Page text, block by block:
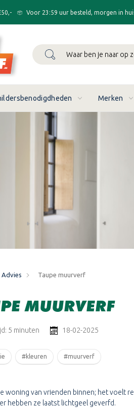
Voor 23:59 uur besteld, morgen in
Zoeken
Merken
Advies Taupe muurverf
MUURVERF
5 minuten 18-02-2025
#kleuren #muurverf
woning van vrienden binnen; het voelt
hebben ze laatst lichtgeel geverfd.